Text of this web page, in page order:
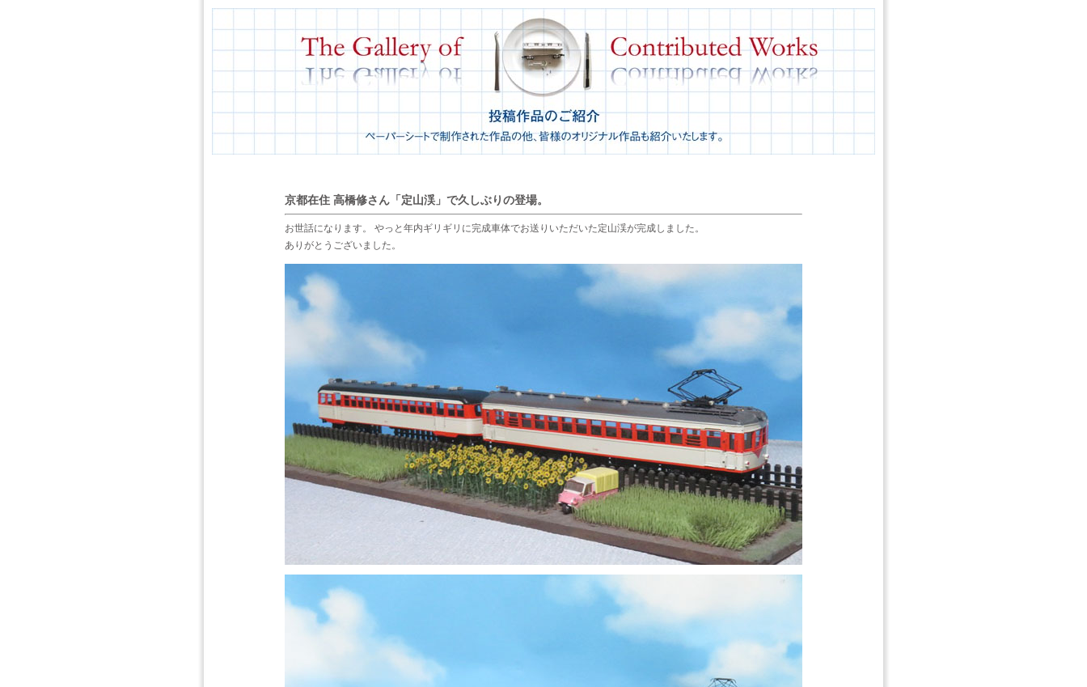
京都在住 高橋修さん「定山渓」で久しぶりの登場。
お世話になります。 やっと年内ギリギリに完成車体でお送りいただいた定山渓が完成しました。
ありがとうございました。